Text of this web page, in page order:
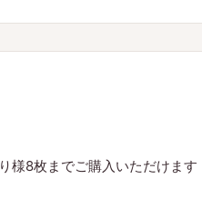
様8枚までご購入いただけます